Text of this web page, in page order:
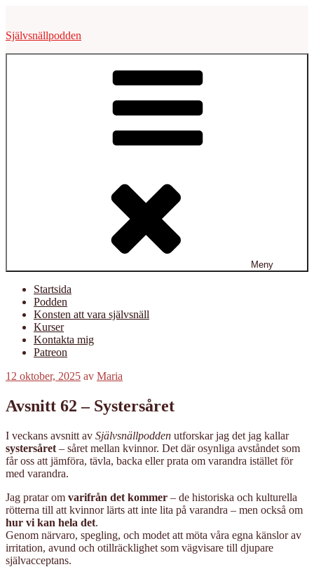
innehåll
Självsnällpodden
Meny
Startsida
Podden
Konsten att vara självsnäll
Kurser
Kontakta mig
Patreon
Publicerat
12 oktober, 2025 av Maria
Avsnitt 62 – Systersåret
I veckans avsnitt av Självsnällpodden utforskar jag det jag kallar
systersåret – såret mellan kvinnor. Det där osynliga avståndet som
får oss att jämföra, tävla, backa eller prata om varandra istället för
med varandra.
Jag pratar om varifrån det kommer – de historiska och kulturella
rötterna till att kvinnor lärts att inte lita på varandra – men också om
hur vi kan hela det.
Genom närvaro, spegling, och modet att möta våra egna känslor av
irritation, avund och otillräcklighet som vägvisare till djupare
självacceptans.